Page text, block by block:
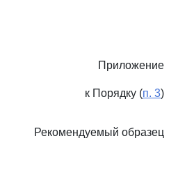
Приложение
к Порядку (п. 3)
Рекомендуемый образец